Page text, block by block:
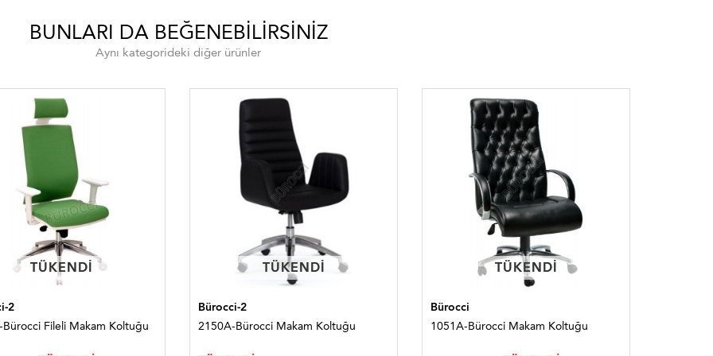
BUNLARI DA BEĞENEBILIRSINIZ
Aynı kategorideki diğer ürünler
TÜKENDI
TÜKENDI
2
Bürocci Fileli Makam Koltuğu
TÜKENDI
TÜKENDI
Bürocci-2
2150A-Bürocci Makam Koltuğu
TÜKENDI
TÜKENDI
Bürocci
1051A-Bürocci Makam Koltuğu